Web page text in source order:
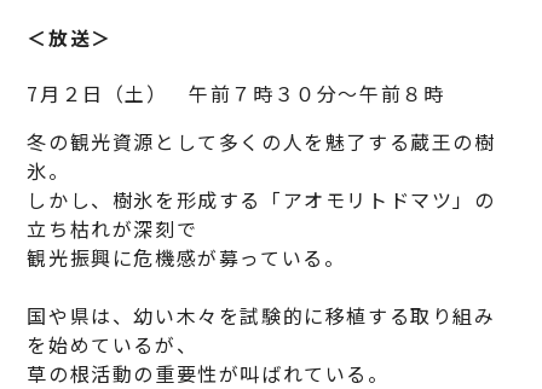
＜放送＞
7月２日（土） 午前７時３０分～午前８時
冬の観光資源として多くの人を魅了する蔵王の樹
氷。
しかし、樹氷を形成する「アオモリトドマツ」の
立ち枯れが深刻で
観光振興に危機感が募っている。
国や県は、幼い木々を試験的に移植する取り組み
を始めているが、
草の根活動の重要性が叫ばれている。